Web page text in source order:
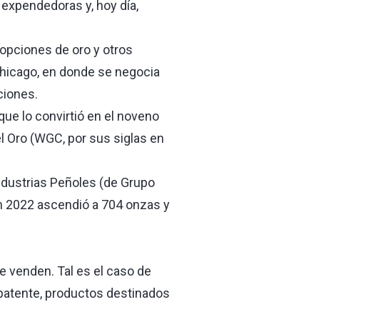
y, hoy día,
de oro y otros
en donde se negocia
lo convirtió en el noveno
(WGC, por sus siglas en
Peñoles (de Grupo
2022 ascendió a 704 onzas y
venden. Tal es el caso de
productos destinados